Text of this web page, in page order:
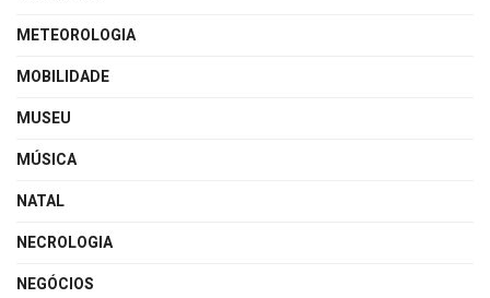
METEOROLOGIA
MOBILIDADE
MUSEU
MÚSICA
NATAL
NECROLOGIA
NEGÓCIOS